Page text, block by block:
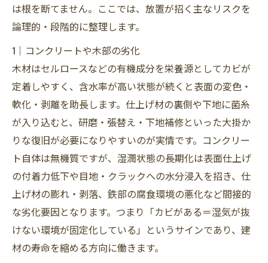
は根を断てません。ここでは、放置が招く主なリスクを
論理的・段階的に整理します。
1｜コンクリートや木部の劣化
木材はセルロースなどの有機成分を栄養源としてカビが
定着しやすく、含水率が高い状態が続くと表面の変色・
軟化・剥離を助長します。仕上げ材の裏側や下地に菌糸
が入り込むと、研磨・張替え・下地補修といった大掛か
りな復旧が必要になりやすいのが実情です。コンクリー
ト自体は無機質ですが、湿潤状態の長期化は表面仕上げ
の付着力低下や目地・クラックへの水分浸入を招き、仕
上げ材の膨れ・剥落、鉄部の腐食環境の悪化など間接的
な劣化要因となります。つまり「カビがある＝湿気が抜
けない環境が固定化している」というサインであり、建
材の寿命を縮める方向に働きます。